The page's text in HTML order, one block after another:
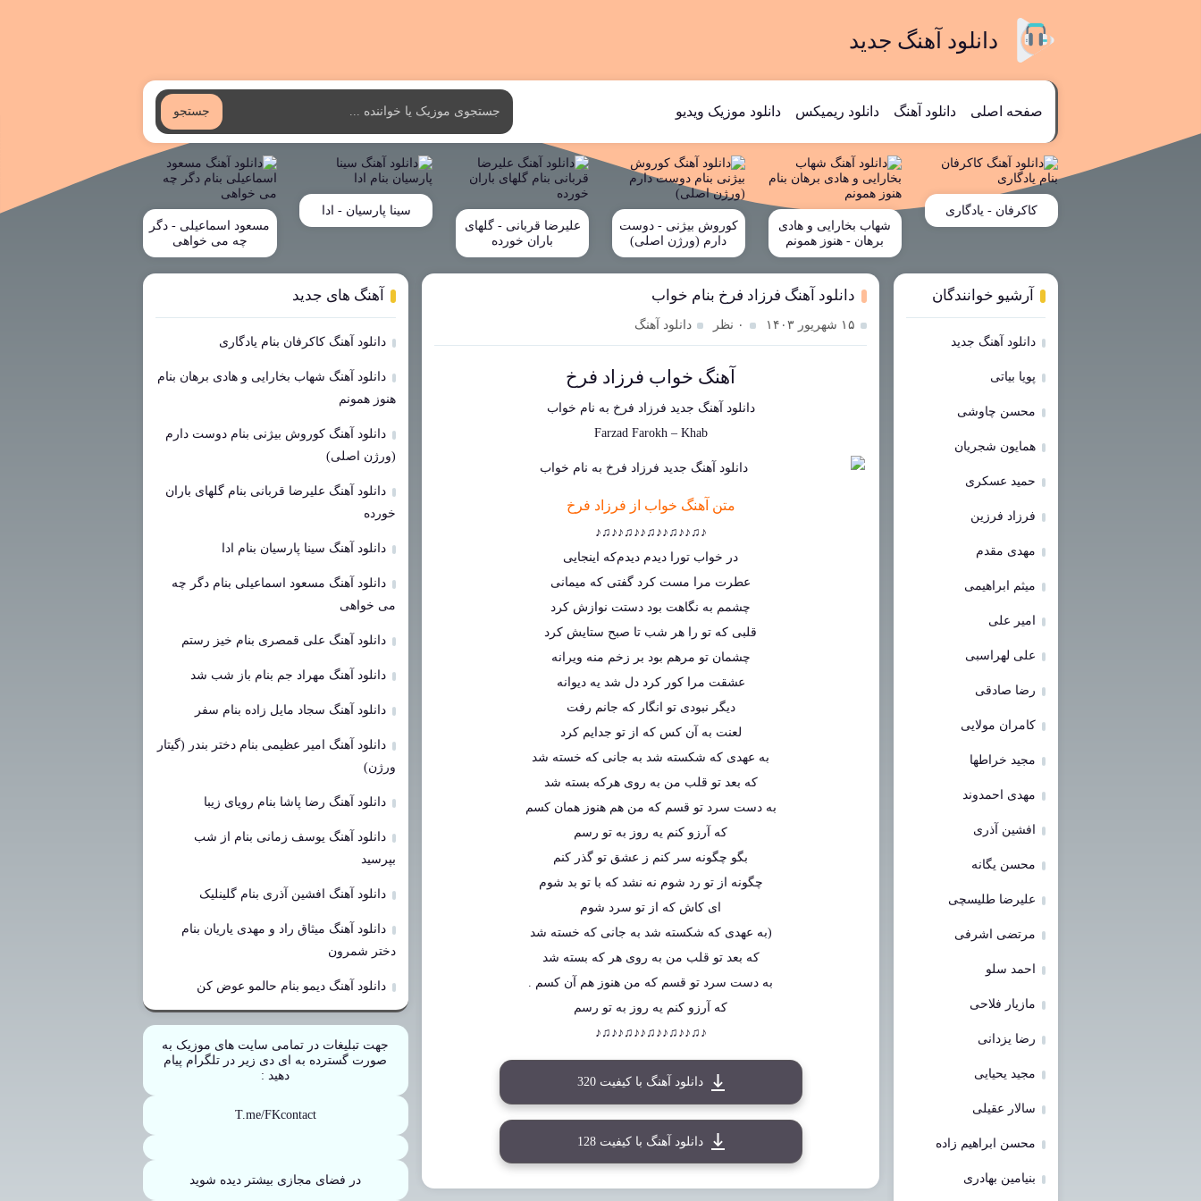
دانلود آهنگ جدید
صفحه اصلی دانلود آهنگ دانلود ریمیکس دانلود موزیک ویدیو جستجو
کاکرفان - یادگاری
شهاب بخارایی و هادی
برهان - هنوز همونم
کوروش بیژنی - دوست
دارم (ورژن اصلی)
علیرضا قربانی - گلهای
باران خورده
سینا پارسیان - ادا
مسعود اسماعیلی - دگر
چه می خواهی
دانلود آهنگ فرزاد فرخ بنام خواب
۱۵ شهریور ۱۴۰۳ ۰ نظر دانلود آهنگ
آهنگ خواب فرزاد فرخ
دانلود آهنگ جدید فرزاد فرخ به نام خواب
Farzad Farokh– Khab
متن آهنگ خواب از فرزاد فرخ
♪♫♪♪♫♪♪♫♪♪♫♪♪♫♪
در خواب تورا دیدم دیدم‌که اینجایی
عطرت مرا مست کرد گفتی که میمانی
چشمم به نگاهت بود دستت نوازش کرد
قلبی که تو را هر شب تا صبح ستایش کرد
چشمان تو مرهم بود بر زخم منه ویرانه
عشقت مرا کور کرد دل شد یه دیوانه
دیگر نبودی تو انگار که جانم رفت
لعنت به آن کس که از تو جدایم کرد
به عهدی که شکسته شد به جانی که خسته شد
که بعد تو قلب من به روی هرکه بسته شد
به دست سرد تو قسم که من هم هنوز همان کسم
که آرزو کنم یه روز به تو رسم
بگو چگونه سر کنم ز عشق تو گذر کنم
چگونه از تو رد شوم نه نشد که با تو بد شوم
ای کاش که از تو سرد شوم
(به عهدی که شکسته شد به جانی که خسته شد
که بعد تو قلب من به روی هر که بسته شد
به دست سرد تو قسم که من هنوز هم آن کسم .
که آرزو کنم یه روز به تو رسم
♪♫♪♪♫♪♪♫♪♪♫♪♪♫♪
دانلود آهنگ با کیفیت 320
دانلود آهنگ با کیفیت 128
آرشیو خوانندگان
دانلود آهنگ جدید
پویا بیاتی
محسن چاوشی
همایون شجریان
حمید عسکری
فرزاد فرزین
مهدی مقدم
میثم ابراهیمی
امیر علی
علی لهراسبی
رضا صادقی
کامران مولایی
مجید خراطها
مهدی احمدوند
افشین آذری
محسن یگانه
علیرضا طلیسچی
مرتضی اشرفی
احمد سلو
مازیار فلاحی
رضا یزدانی
مجید یحیایی
سالار عقیلی
محسن ابراهیم زاده
بنیامین بهادری
آهنگ های جدید
دانلود آهنگ کاکرفان بنام یادگاری
دانلود آهنگ شهاب بخارایی و هادی برهان بنام
هنوز همونم
دانلود آهنگ کوروش بیژنی بنام دوست دارم
(ورژن اصلی)
دانلود آهنگ علیرضا قربانی بنام گلهای باران
خورده
دانلود آهنگ سینا پارسیان بنام ادا
دانلود آهنگ مسعود اسماعیلی بنام دگر چه
می خواهی
دانلود آهنگ علی قمصری بنام خیز رستم
دانلود آهنگ مهراد جم بنام باز شب شد
دانلود آهنگ سجاد مایل زاده بنام سفر
دانلود آهنگ امیر عظیمی بنام دختر بندر (گیتار
ورژن)
دانلود آهنگ رضا پاشا بنام رویای زیبا
دانلود آهنگ یوسف زمانی بنام از شب
بپرسید
دانلود آهنگ افشین آذری بنام گلینلیک
دانلود آهنگ میثاق راد و مهدی یاریان بنام
دختر شمرون
دانلود آهنگ دیمو بنام حالمو عوض کن
جهت تبلیغات در تمامی سایت های موزیک به
صورت گسترده به ای دی زیر در تلگرام پیام
دهید :
T.me/FKcontact
در فضای مجازی بیشتر دیده شوید